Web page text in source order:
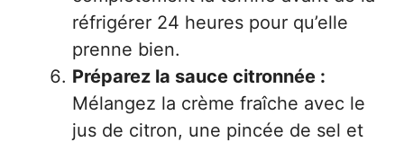
réfrigérer 24 heures pour qu’elle
prenne bien.
Préparez la sauce citronnée :
Mélangez la crème fraîche avec le
jus de citron, une pincée de sel et